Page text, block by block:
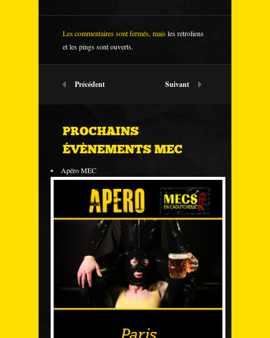
Les commentaires sont fermés, maisles retroliens
et les pings sont ouverts.
Précédent Suivant
PROCHAINS
ÉVÈNEMENTS MEC
Apéro MEC